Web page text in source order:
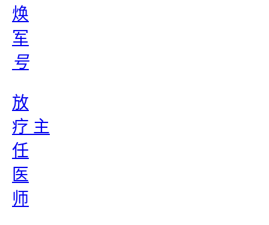
焕
军
号
放
疗 主
任
医
师